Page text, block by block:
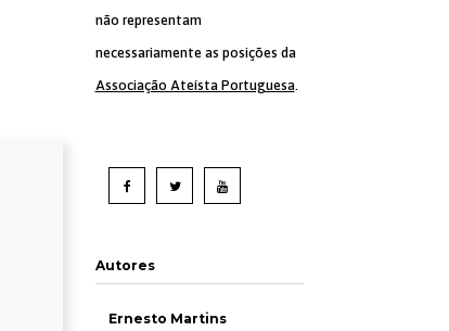
não representam
necessariamente as posições da
Associação Ateísta Portuguesa.
Autores
Ernesto Martins